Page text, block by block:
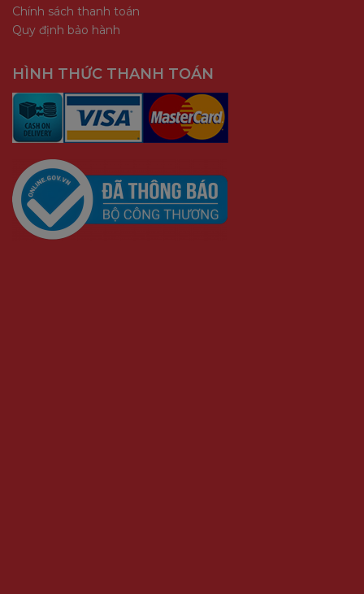
Chính sách thanh toán
Quy định bảo hành
HÌNH THỨC THANH TOÁN